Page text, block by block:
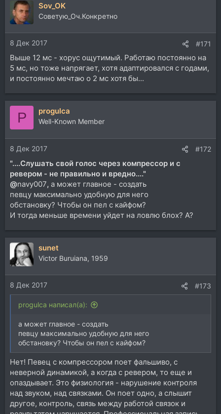
Sov_OK
Советую_Оч.Конкретно
8 Дек 2017 #171
Выше 12 мс - хорус ощутимый. Работаю постоянно на
5 мс, но тоже напрягает, хотя адаптировался с годами,
и постоянно мечтаю о 2 мс хотя бы...
P progulca
Well-Known Member
8 Дек 2017 #172
"....Слушать свой голос через компрессор и с
ревером - не правильно и вредно...."
@navy007, а может главное - создать
певцу максимально удобную для него
обстановку? Чтобы он пел с кайфом?
И тогда меньше времени уйдет на ловлю блох? А?
sunet
Victor Buruiana, 1959
8 Дек 2017 #173
progulca написал(а):
а может главное - создать
певцу максимально удобную для него
обстановку? Чтобы он пел с кайфом?
Нет! Певец с компрессором поет фальшиво, с
неверной динамикой, а когда с ревером, то еще и
опаздывает. Это физиология - нарушение контроля
над звуком, над связками. Он поет одно, а слышит
другое, контроль, связь между работой связок и